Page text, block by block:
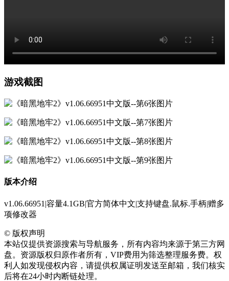
游戏截图
版本介绍
v1.06.66951|容量4.1GB|官方简体中文|支持键盘.鼠标.手柄|赠多
项修改器
© 版权声明
本站仅提供资源搜索与导航服务，所有内容均来源于第三方网
盘。资源版权归原作者所有，VIP费用为筛选整理服务费。权
利人如发现侵权内容，请提供权属证明发送至邮箱，我们核实
后将在24小时内断链处理。